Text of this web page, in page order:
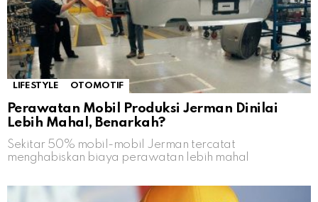
LIFESTYLE OTOMOTIF
Perawatan Mobil Produksi Jerman Dinilai
Lebih Mahal, Benarkah?
Sekitar 50% mobil-mobil Jerman tercatat
menghabiskan biaya perawatan lebih mahal